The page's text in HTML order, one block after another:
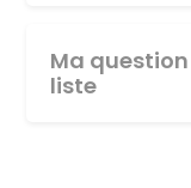
Ma
liste